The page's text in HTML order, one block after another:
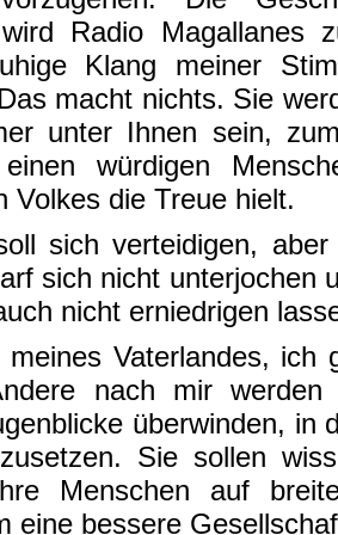
Radio Magallanes
Klang meiner
macht nichts. Sie
unter Ihnen sein,
würdigen
Volkes die Treue hielt.
sich verteidigen,
sich nicht unterjochen
nicht erniedrigen
meines Vaterlandes, ich
nach mir
überwinden, in
Sie sollen
Menschen auf
eine bessere